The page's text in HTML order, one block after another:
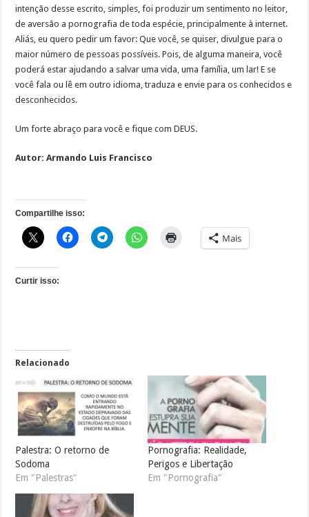
intenção desse escrito, simples, foi produzir um sentimento no leitor,
de aversão a pornografia de toda espécie, principalmente à internet.
Aliás, eu quero pedir um favor: Que você, se quiser, divulgue para o
maior número de pessoas possíveis. Pois, de alguma maneira, você
poderá estar ajudando a salvar uma vida, uma família, um lar! E se
você fala ou lê em outro idioma, traduza e envie para os conhecidos e
desconhecidos.
Um forte abraço para você e fique com DEUS.
Autor: Armando Luis Francisco
Compartilhe isso:
Mais
Curtir isso:
Relacionado
Palestra: O retorno de
Sodoma
Em "Palestras"
Pornografia: Realidade,
Perigos e Libertação
Em "Pornografia"